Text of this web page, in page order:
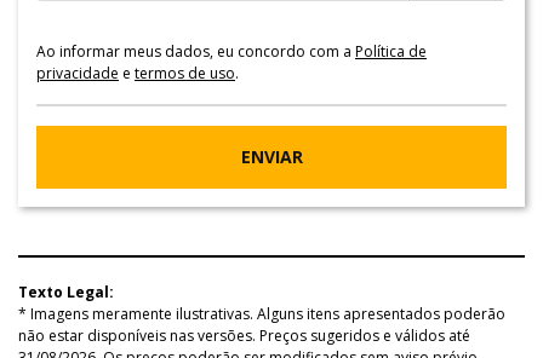
Ao informar meus dados, eu concordo com a Política de
privacidade e termos de uso.
ENVIAR
Texto Legal:
* Imagens meramente ilustrativas. Alguns itens apresentados poderão
não estar disponíveis nas versões. Preços sugeridos e válidos até